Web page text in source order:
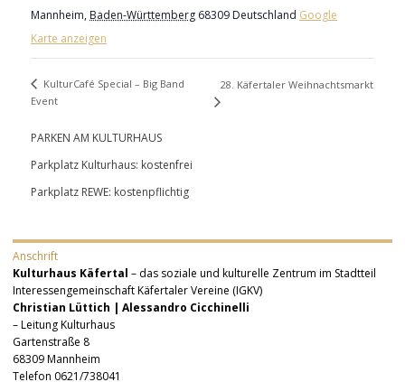
Mannheim, Baden-Württemberg 68309 Deutschland Google
Karte anzeigen
KulturCafé Special – Big Band
Event
28. Käfertaler Weihnachtsmarkt
PARKEN AM KULTURHAUS
Parkplatz Kulturhaus: kostenfrei
Parkplatz REWE: kostenpflichtig
Anschrift
Kulturhaus Käfertal – das soziale und kulturelle Zentrum im Stadtteil
Interessengemeinschaft Käfertaler Vereine (IGKV)
Christian Lüttich | Alessandro Cicchinelli
– Leitung Kulturhaus
Gartenstraße 8
68309 Mannheim
Telefon 0621/738041